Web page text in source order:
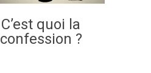
C’est quoi la
confession ?